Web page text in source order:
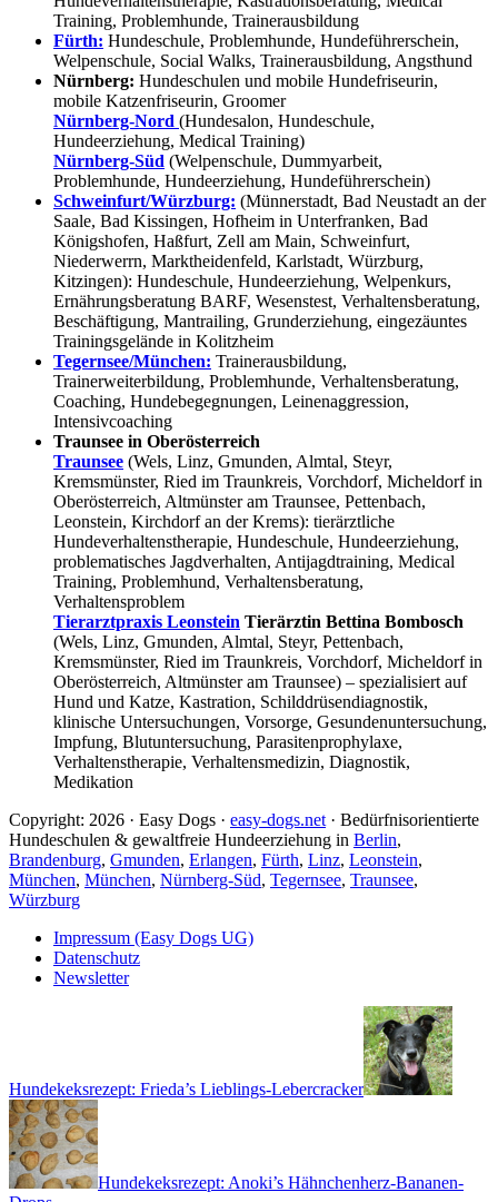
Training, Problemhunde, Trainerausbildung
Fürth: Hundeschule, Problemhunde, Hundeführerschein,
Welpenschule, Social Walks, Trainerausbildung, Angsthund
Nürnberg: Hundeschulen und mobile Hundefriseurin,
mobile Katzenfriseurin, Groomer
Nürnberg-Nord (Hundesalon, Hundeschule,
Hundeerziehung, Medical Training)
Nürnberg-Süd (Welpenschule, Dummyarbeit,
Problemhunde, Hundeerziehung, Hundeführerschein)
Schweinfurt/Würzburg: (Münnerstadt, Bad Neustadt an der
Saale, Bad Kissingen, Hofheim in Unterfranken, Bad
Königshofen, Haßfurt, Zell am Main, Schweinfurt,
Niederwerrn, Marktheidenfeld, Karlstadt, Würzburg,
Kitzingen): Hundeschule, Hundeerziehung, Welpenkurs,
Ernährungsberatung BARF, Wesenstest, Verhaltensberatung,
Beschäftigung, Mantrailing, Grunderziehung, eingezäuntes
Trainingsgelände in Kolitzheim
Tegernsee/München: Trainerausbildung,
Trainerweiterbildung, Problemhunde, Verhaltensberatung,
Coaching, Hundebegegnungen, Leinenaggression,
Intensivcoaching
Traunsee in Oberösterreich
Traunsee (Wels, Linz, Gmunden, Almtal, Steyr,
Kremsmünster, Ried im Traunkreis, Vorchdorf, Micheldorf in
Oberösterreich, Altmünster am Traunsee, Pettenbach,
Leonstein, Kirchdorf an der Krems): tierärztliche
Hundeverhaltenstherapie, Hundeschule, Hundeerziehung,
problematisches Jagdverhalten, Antijagdtraining, Medical
Training, Problemhund, Verhaltensberatung,
Verhaltensproblem
Tierarztpraxis Leonstein Tierärztin Bettina Bombosch
(Wels, Linz, Gmunden, Almtal, Steyr, Pettenbach,
Kremsmünster, Ried im Traunkreis, Vorchdorf, Micheldorf in
Oberösterreich, Altmünster am Traunsee) – spezialisiert auf
Hund und Katze, Kastration, Schilddrüsendiagnostik,
klinische Untersuchungen, Vorsorge, Gesundenuntersuchung,
Impfung, Blutuntersuchung, Parasitenprophylaxe,
Verhaltenstherapie, Verhaltensmedizin, Diagnostik,
Medikation
Copyright: 2026 · Easy Dogs · easy-dogs.net · Bedürfnisorientierte
Hundeschulen & gewaltfreie Hundeerziehung in Berlin,
Brandenburg, Gmunden, Erlangen, Fürth, Linz, Leonstein,
München, München, Nürnberg-Süd, Tegernsee, Traunsee,
Würzburg
Impressum (Easy Dogs UG)
Datenschutz
Newsletter
Hundekeksrezept: Frieda’s Lieblings-Lebercracker
Hundekeksrezept: Anoki’s Hähnchenherz-Bananen-